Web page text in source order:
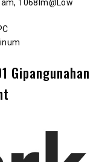
1068lm@Low
Gipangunahan